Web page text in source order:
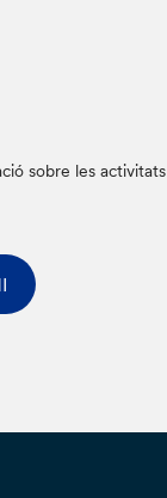
sobre les activitats